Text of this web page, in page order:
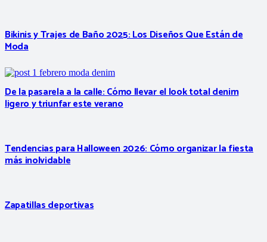
Bikinis y Trajes de Baño 2025: Los Diseños Que Están de
Moda
De la pasarela a la calle: Cómo llevar el look total denim
ligero y triunfar este verano
Tendencias para Halloween 2026: Cómo organizar la fiesta
más inolvidable
Zapatillas deportivas